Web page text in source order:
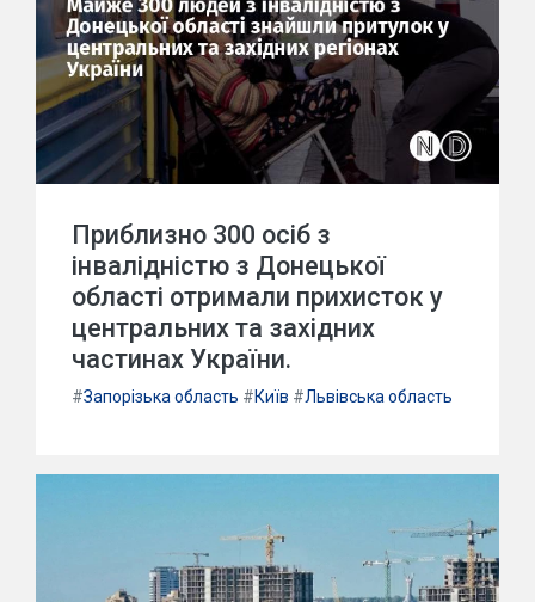
Приблизно 300 осіб з
інвалідністю з Донецької
області отримали прихисток у
центральних та західних
частинах України.
#Запорізька область #Київ #Львівська область